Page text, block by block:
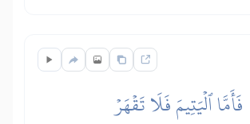
فَأَمَّا ٱلۡيَتِيمَ فَلَا تَقۡهَرۡ